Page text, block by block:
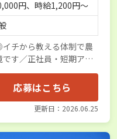
円、時給1,200円～
チから教える体制で農
す／正社員・短期アル
応募はこちら
更新日：2026.06.25